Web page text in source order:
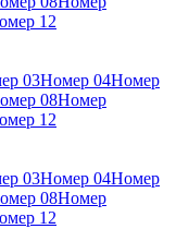
12
03Номер 04Номер
08Номер
12
03Номер 04Номер
08Номер
12